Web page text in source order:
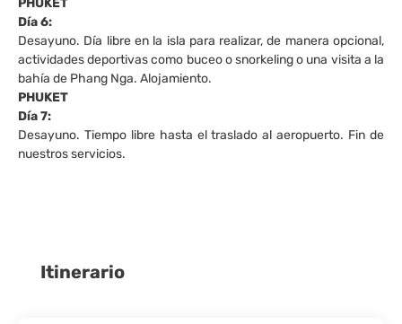
PHUKET
Día 6:
Desayuno. Día libre en la isla para realizar, de manera opcional,
actividades deportivas como buceo o snorkeling o una visita a la
bahía de Phang Nga. Alojamiento.
PHUKET
Día 7:
Desayuno. Tiempo libre hasta el traslado al aeropuerto. Fin de
nuestros servicios.
Itinerario